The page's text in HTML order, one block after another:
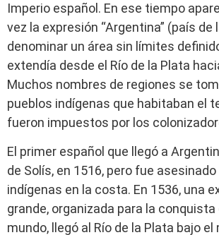
Imperio español. En ese tiempo
vez la expresión “Argentina” (país de
denominar un área sin límites
extendía desde el Río de la Plata
Muchos nombres de regiones se
pueblos indígenas que habitaban el
fueron impuestos por los
El primer español que llegó a
de Solís, en 1516, pero fue
indígenas en la costa. En 1536, una
grande, organizada para la conquista
mundo, llegó al Río de la Plata bajo el